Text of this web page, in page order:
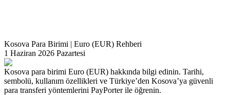
Kosova Para Birimi | Euro (EUR) Rehberi
1 Haziran 2026 Pazartesi
Kosova para birimi Euro (EUR) hakkında bilgi edinin. Tarihi,
sembolü, kullanım özellikleri ve Türkiye’den Kosova’ya güvenli
para transferi yöntemlerini PayPorter ile öğrenin.